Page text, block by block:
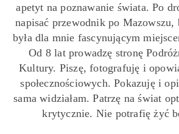
apetyt na poznawanie świata. Po
napisać przewodnik po Mazowszu,
była dla mnie fascynującym
Od 8 lat prowadzę stronę
Kultury. Piszę, fotografuję i
społecznościowych. Pokazuję i
sama widziałam. Patrzę na świat
krytycznie. Nie potrafię żyć